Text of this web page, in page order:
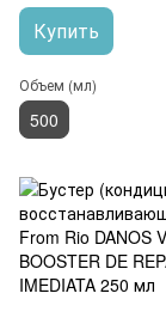
Купить
Объем (мл)
500